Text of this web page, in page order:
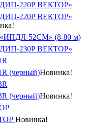
220Р ВЕКТОР»
220Р ВЕКТОР»
52СМ» (8-80 м)
230Р ВЕКТОР»
(черный)Новинка!
(черный)Новинка!
Новинка!